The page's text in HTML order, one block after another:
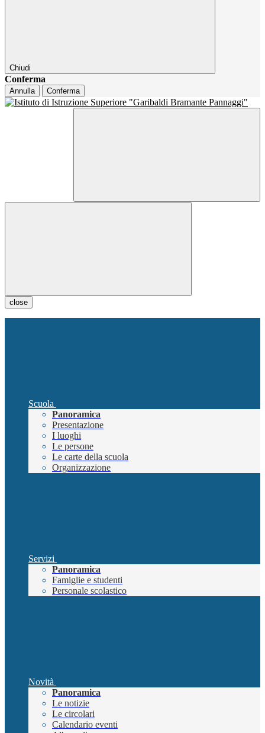
Chiudi
Conferma
Annulla Conferma
close
Scuola
Panoramica
Presentazione
I luoghi
Le persone
Le carte della scuola
Organizzazione
Servizi
Panoramica
Famiglie e studenti
Personale scolastico
Novità
Panoramica
Le notizie
Le circolari
Calendario eventi